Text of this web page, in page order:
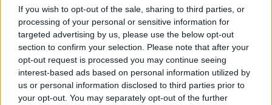
If you wish to opt-out of the sale, sharing to third parties, or
processing of your personal or sensitive information for
targeted advertising by us, please use the below opt-out
section to confirm your selection. Please note that after your
opt-out request is processed you may continue seeing
interest-based ads based on personal information utilized by
us or personal information disclosed to third parties prior to
your opt-out. You may separately opt-out of the further